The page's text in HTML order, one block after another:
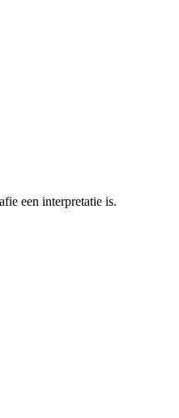
een interpretatie is.